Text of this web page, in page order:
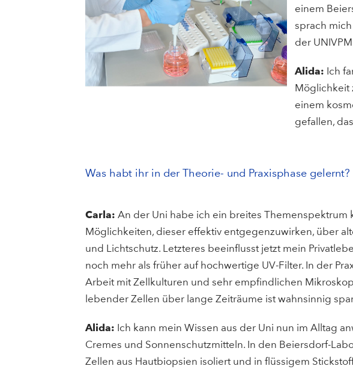
einem
sprach
der
Alida: Ich
Möglichkeit
einem
gefallen,
Was habt ihr in der Theorie- und Praxisphase gelernt?
Carla: An der Uni habe ich ein breites Themenspektrum
Möglichkeiten, dieser effektiv entgegenzuwirken, über
und Lichtschutz. Letzteres beeinflusst jetzt mein
noch mehr als früher auf hochwertige UV-Filter. In der
Arbeit mit Zellkulturen und sehr empfindlichen
lebender Zellen über lange Zeiträume ist wahnsinnig
Alida: Ich kann mein Wissen aus der Uni nun im Alltag
Cremes und Sonnenschutzmitteln. In den Beiersdorf-
Zellen aus Hautbiopsien isoliert und in flüssigem